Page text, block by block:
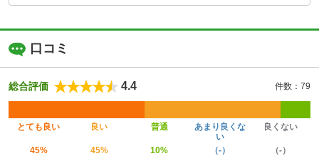
口コミ
総合評価 4.4 件数：79
とても良い 良い 普通
あまり良くな
い
良くない
45% 45% 10% （-） （-）